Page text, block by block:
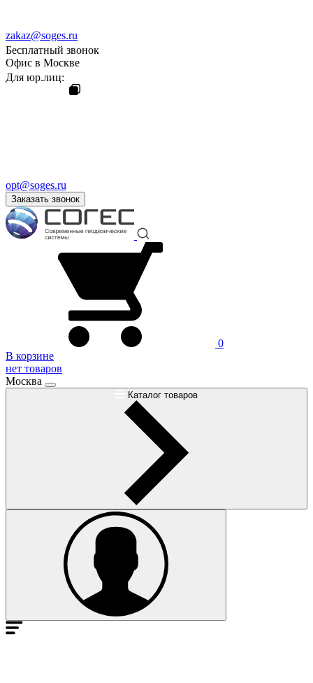
zakaz@soges.ru
Бесплатный звонок
Офис в Москве
Для юр.лиц:
opt@soges.ru
Заказать звонок
0
В корзине
нет товаров
Москва
Каталог товаров